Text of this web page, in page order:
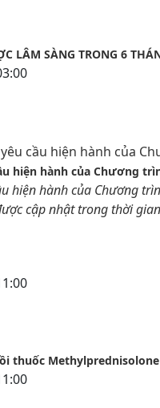
LÂM SÀNG TRONG 6
hiện hành của Chương
hiện hành của Chương
cập nhật trong thời
thuốc Methylprednisolone